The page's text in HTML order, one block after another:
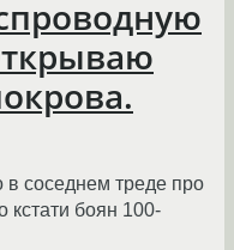
в соседнем треде про
кстати боян 100-